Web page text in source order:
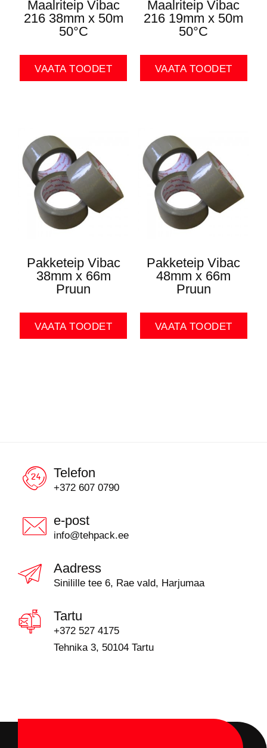
Maalriteip Vibac
216 38mm x 50m
50°C
VAATA TOODET
Maalriteip Vibac
216 19mm x 50m
50°C
VAATA TOODET
Pakketeip Vibac
38mm x 66m
Pruun
VAATA TOODET
Pakketeip Vibac
48mm x 66m
Pruun
VAATA TOODET
Telefon
+372 607 0790
e-post
info@tehpack.ee
Aadress
Sinilille tee 6, Rae vald, Harjumaa
Tartu
+372 527 4175
Tehnika 3, 50104 Tartu